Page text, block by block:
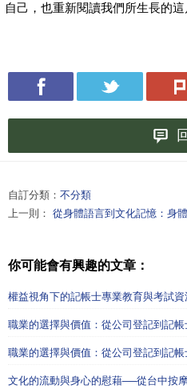
自己，也重新閱讀我們所生長的這
自訂分類： 不分類
上一則： 從身體語言到文化記憶：身
你可能會有興趣的文章：
權益視角下的記帳士專業教育與考試資
職業的選擇與價值：從公司登記到記
職業的選擇與價值：從公司登記到記
文化的流動與身心的慰藉──從台中按